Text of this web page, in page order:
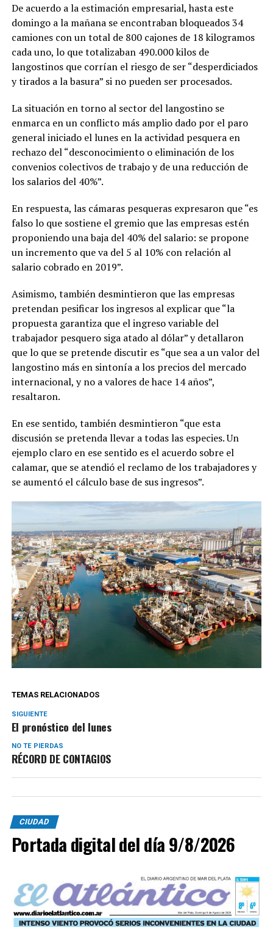
De acuerdo a la estimación empresarial, hasta este
domingo a la mañana se encontraban bloqueados 34
camiones con un total de 800 cajones de 18 kilogramos
cada uno, lo que totalizaban 490.000 kilos de
langostinos que corrían el riesgo de ser “desperdiciados
y tirados a la basura” si no pueden ser procesados.
La situación en torno al sector del langostino se
enmarca en un conflicto más amplio dado por el paro
general iniciado el lunes en la actividad pesquera en
rechazo del “desconocimiento o eliminación de los
convenios colectivos de trabajo y de una reducción de
los salarios del 40%”.
En respuesta, las cámaras pesqueras expresaron que “es
falso lo que sostiene el gremio que las empresas estén
proponiendo una baja del 40% del salario: se propone
un incremento que va del 5 al 10% con relación al
salario cobrado en 2019”.
Asimismo, también desmintieron que las empresas
pretendan pesificar los ingresos al explicar que “la
propuesta garantiza que el ingreso variable del
trabajador pesquero siga atado al dólar” y detallaron
que lo que se pretende discutir es “que sea a un valor del
langostino más en sintonía a los precios del mercado
internacional, y no a valores de hace 14 años”,
resaltaron.
En ese sentido, también desmintieron “que esta
discusión se pretenda llevar a todas las especies. Un
ejemplo claro en ese sentido es el acuerdo sobre el
calamar, que se atendió el reclamo de los trabajadores y
se aumentó el cálculo base de sus ingresos”.
TEMAS RELACIONADOS
SIGUIENTE
El pronóstico del lunes
NO TE PIERDAS
RÉCORD DE CONTAGIOS
CIUDAD
Portada digital del día 9/8/2026